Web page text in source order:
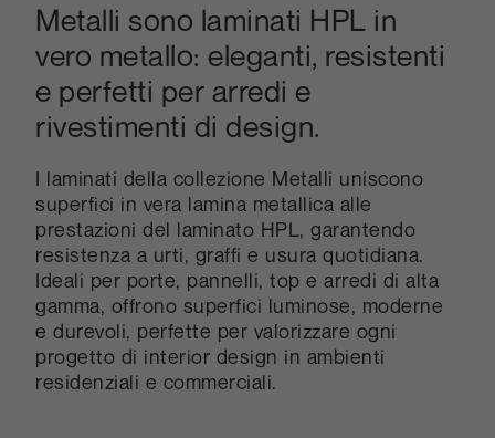
Metalli sono laminati HPL in
vero metallo: eleganti, resistenti
e perfetti per arredi e
rivestimenti di design.
I laminati della collezione Metalli uniscono
superfici in vera lamina metallica alle
prestazioni del laminato HPL, garantendo
resistenza a urti, graffi e usura quotidiana.
Ideali per porte, pannelli, top e arredi di alta
gamma, offrono superfici luminose, moderne
e durevoli, perfette per valorizzare ogni
progetto di interior design in ambienti
residenziali e commerciali.